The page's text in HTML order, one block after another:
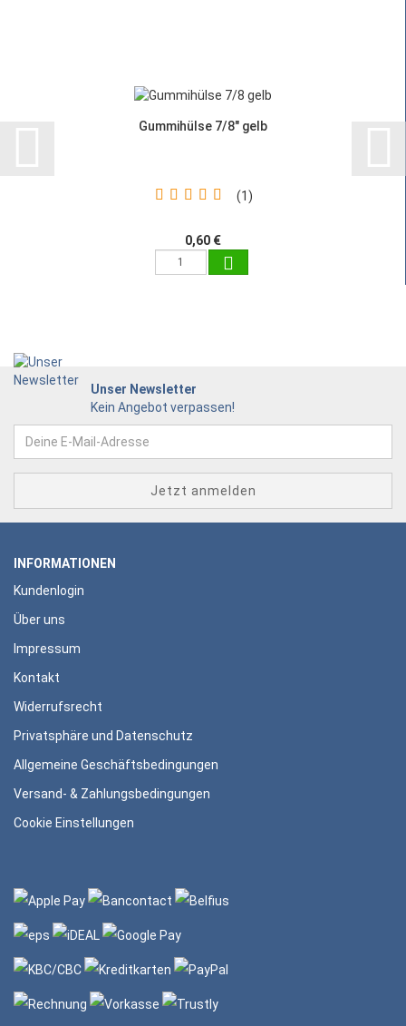
Gummihülse 7/8" gelb
1
0,60 €
Unser Newsletter
Kein Angebot verpassen!
INFORMATIONEN
Kundenlogin
Über uns
Impressum
Kontakt
Widerrufsrecht
Privatsphäre und Datenschutz
Allgemeine Geschäftsbedingungen
Versand- & Zahlungsbedingungen
Cookie Einstellungen